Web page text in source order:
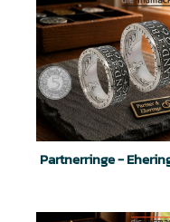
Partnerringe -